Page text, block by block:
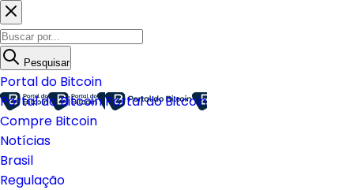
Pesquisar
Portal do Bitcoin
Portal do BitcoinPortal do Bitcoin
Compre Bitcoin
Notícias
Brasil
Regulação